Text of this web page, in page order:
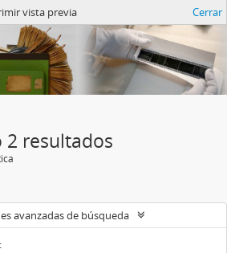
vista previa Cerrar
resultados
avanzadas de búsqueda